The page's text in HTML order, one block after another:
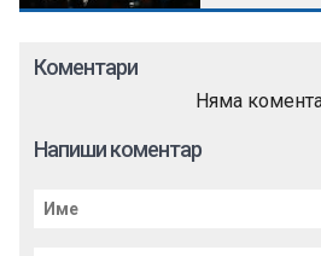
Коментари
Няма
Напиши коментар